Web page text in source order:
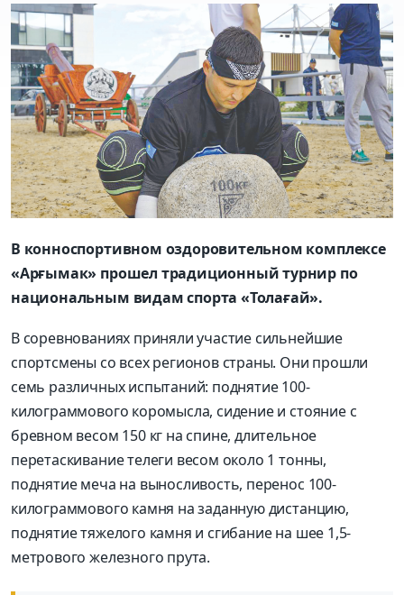
В конноспортивном оздоровительном комплексе
«Арғымак» прошел традиционный турнир по
национальным видам спорта «Толағай».
В соревнованиях приняли участие сильнейшие
спортсмены со всех регионов страны. Они прошли
семь различных испытаний: поднятие 100-
килограммового коромысла, сидение и стояние с
бревном весом 150 кг на спине, длительное
перетаскивание телеги весом около 1 тонны,
поднятие меча на выносливость, перенос 100-
килограммового камня на заданную дистанцию,
поднятие тяжелого камня и сгибание на шее 1,5-
метрового железного прута.